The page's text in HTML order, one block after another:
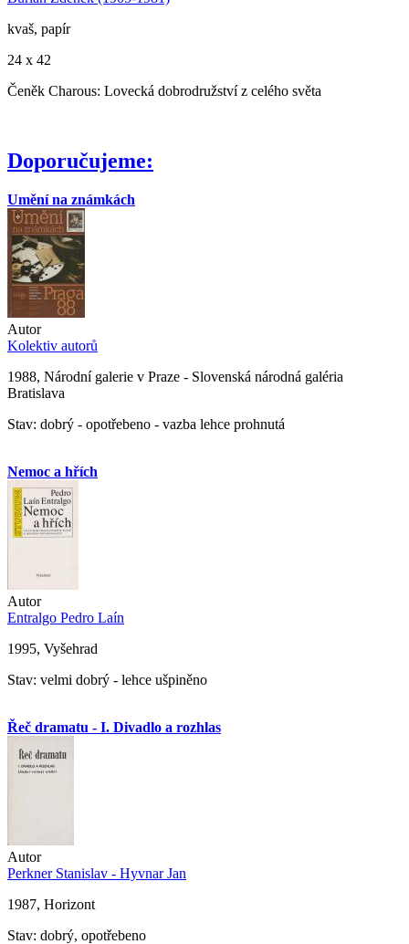
kvaš, papír
24 x 42
Čeněk Charous: Lovecká dobrodružství z celého světa
Doporučujeme:
Umění na známkách
Autor
Kolektiv autorů
1988, Národní galerie v Praze - Slovenská národná galéria
Bratislava
Stav: dobrý - opotřebeno - vazba lehce prohnutá
Nemoc a hřích
Autor
Entralgo Pedro Laín
1995, Vyšehrad
Stav: velmi dobrý - lehce ušpiněno
Řeč dramatu - I. Divadlo a rozhlas
Autor
Perkner Stanislav - Hyvnar Jan
1987, Horizont
Stav: dobrý, opotřebeno